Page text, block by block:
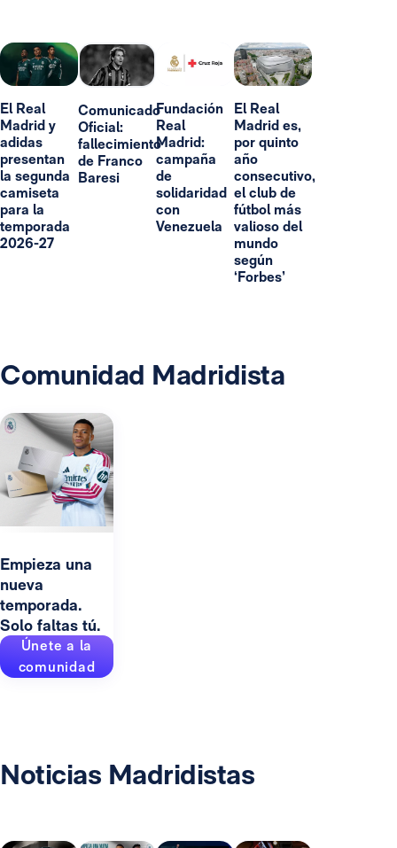
El Real
Madrid y
adidas
presentan
la segunda
camiseta
para la
temporada
2026-27
Comunicado
Oficial:
fallecimiento
de Franco
Baresi
Fundación
Real
Madrid:
campaña
de
solidaridad
con
Venezuela
El Real
Madrid es,
por quinto
año
consecutivo,
el club de
fútbol más
valioso del
mundo
según
‘Forbes’
Comunidad Madridista
Empieza una
nueva
temporada.
Solo faltas tú.
Únete a la
comunidad
Noticias Madridistas